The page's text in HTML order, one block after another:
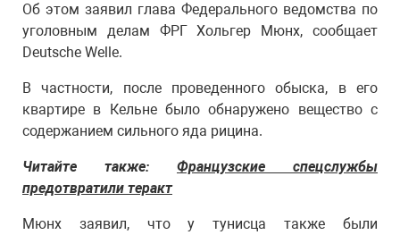
Об этом заявил глава Федерального ведомства по
уголовным делам ФРГ Хольгер Мюнх, сообщает
Deutsche Welle.
В частности, после проведенного обыска, в его
квартире в Кельне было обнаружено вещество с
содержанием сильного яда рицина.
Читайте также: Французские спецслужбы
предотвратили теракт
Мюнх заявил, что у тунисца также были